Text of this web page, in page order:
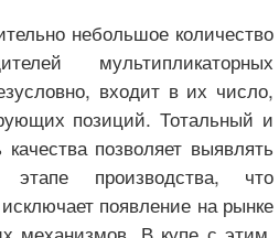
небольшое количество
мультипликаторных
входит в их число,
позиций. Тотальный и
позволяет выявлять
производства, что
появление на рынке